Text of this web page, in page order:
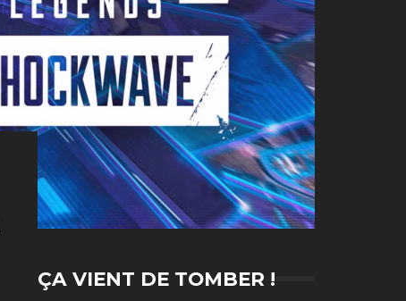
ÇA VIENT DE TOMBER !